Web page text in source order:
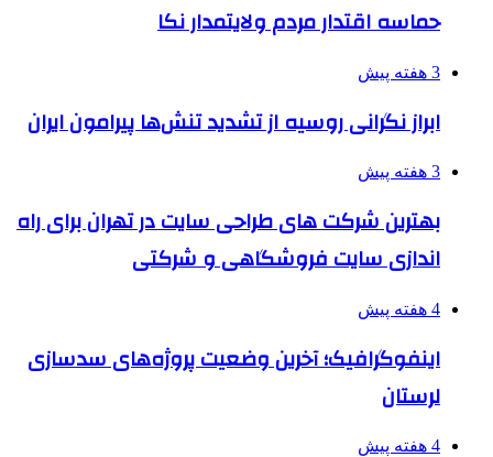
حماسه اقتدار مردم ولایتمدار نکا
3 هفته پیش
ابراز نگرانی روسیه از تشدید تنش‌ها پیرامون ایران
3 هفته پیش
بهترین شرکت های طراحی سایت در تهران برای راه
اندازی سایت فروشگاهی و شرکتی
4 هفته پیش
اینفوگرافیک؛ آخرین وضعیت پروژه‌های سدسازی
لرستان
4 هفته پیش